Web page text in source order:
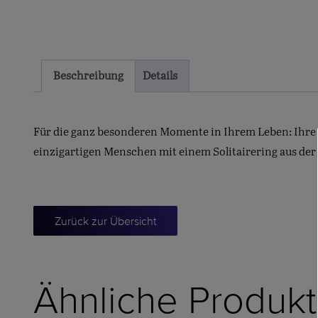
Beschreibung Details
Für die ganz besonderen Momente in Ihrem Leben:
einzigartigen Menschen mit einem Solitairering aus
Zurück zur Übersicht
Ähnliche